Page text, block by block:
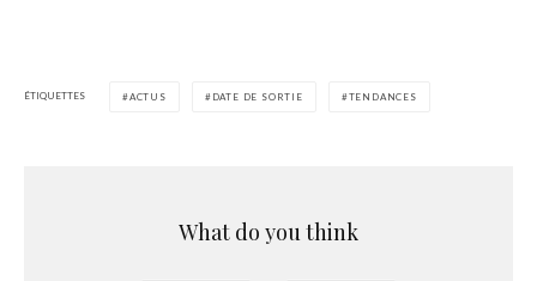
ÉTIQUETTES ACTUS DATE DE SORTIE TENDANCES
What do you think